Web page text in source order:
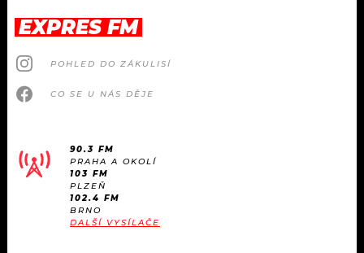
AKTUÁLNĚ
HUDBA
#NEBUDUDOMA
KALENDÁŘ
PODCASTY
JAK NALADIT
APLIKACE
PROGRAM
PLAYLIST
SOUTĚŽE
EXPRES FM
POHLED DO ZÁKULISÍ
CO SE U NÁS DĚJE
90.3 FM
PRAHA A OKOLÍ
103 FM
PLZEŇ
102.4 FM
BRNO
DALŠÍ VYSÍLAČE